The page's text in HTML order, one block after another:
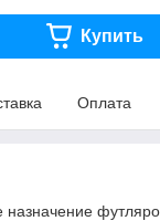
Купить
Оплата
назначение